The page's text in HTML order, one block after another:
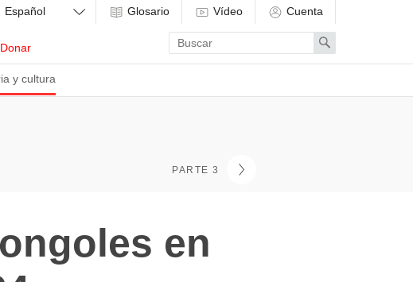
y cultura
Donar
Glosario Vídeo Cuenta
Enter
search
term
Search
PARTE 3
en